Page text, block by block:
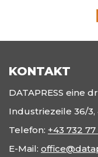
KONTAKT
DATAPRESS eine
Industriezeile 36/3,
Telefon: +43 732 77
E-Mail: